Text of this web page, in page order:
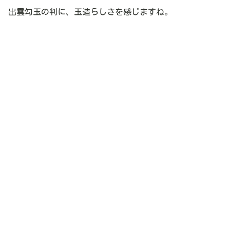
出雲勾玉の判に、玉造らしさを感じますね。